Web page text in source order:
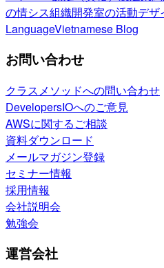
の情シス組織開発室の活動デザ
LanguageVietnamese Blog
お問い合わせ
クラスメソッドへの問い合わせ
DevelopersIOへのご意見
AWSに関するご相談
資料ダウンロード
メールマガジン登録
セミナー情報
採用情報
会社説明会
勉強会
運営会社